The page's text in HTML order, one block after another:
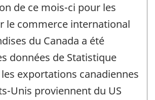
de ce mois-ci pour les
le commerce international
du Canada a été
données de Statistique
exportations canadiennes
Unis proviennent du US